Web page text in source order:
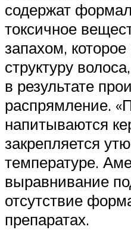
содержат
токсичное
запахом,
структуру
в результате
распрямление.
напитываются
закрепляется
температуре.
выравнивание
отсутствие
препаратах.